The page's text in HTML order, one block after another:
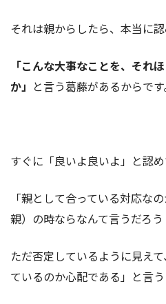
それは親からしたら、本当に
「こんな大事なことを、それ
か」 と言う葛藤があるからです
すぐに「良いよ良いよ」と認
「親として合っている対応な
親）の時ならなんて言うだろ
ただ否定しているように見え
ているのか心配である」と言う